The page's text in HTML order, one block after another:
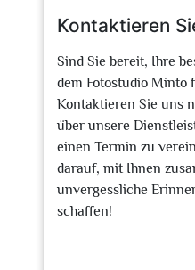
Kontaktieren
Sind Sie bereit, Ihre
dem Fotostudio Minto
Kontaktieren Sie uns
über unsere
einen Termin zu
darauf, mit Ihnen
unvergessliche
schaffen!